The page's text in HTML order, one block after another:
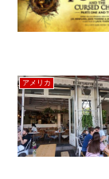
アメリカ